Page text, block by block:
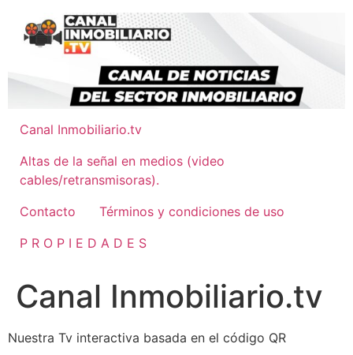
contenido
Canal Inmobiliario.tv
Altas de la señal en medios (video
cables/retransmisoras).
Contacto
Términos y condiciones de uso
P R O P I E D A D E S
Canal Inmobiliario.tv
Nuestra Tv interactiva basada en el código QR